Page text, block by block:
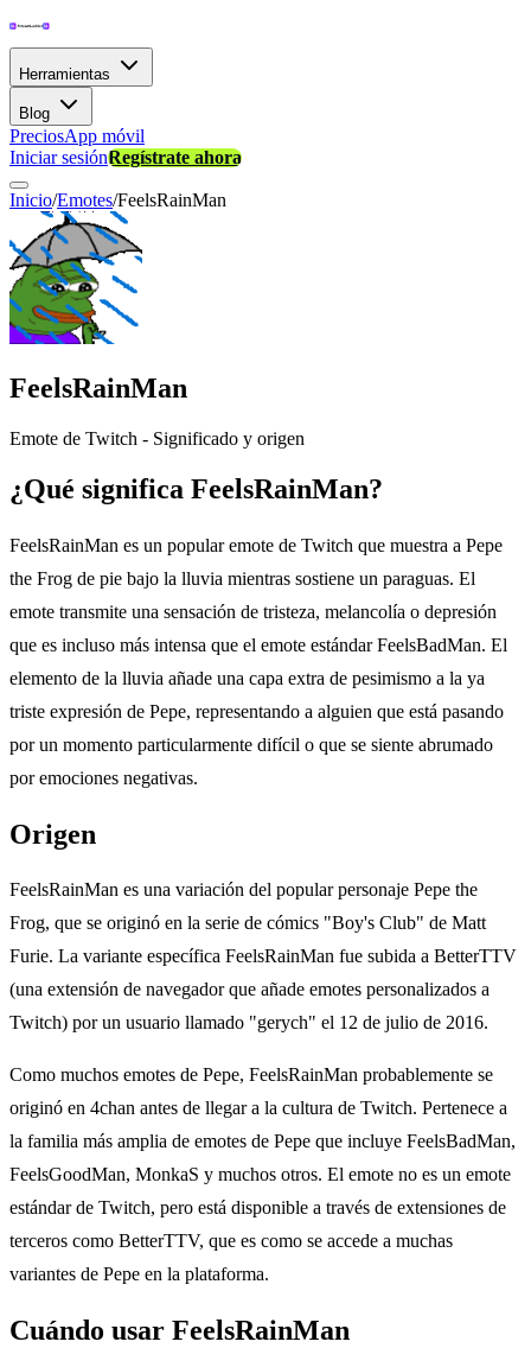
Herramientas
Blog
PreciosApp móvil
Iniciar sesiónRegístrate ahora
Inicio/Emotes/FeelsRainMan
FeelsRainMan
Emote de Twitch - Significado y origen
¿Qué significa FeelsRainMan?
FeelsRainMan es un popular emote de Twitch que muestra a Pepe
the Frog de pie bajo la lluvia mientras sostiene un paraguas. El
emote transmite una sensación de tristeza, melancolía o depresión
que es incluso más intensa que el emote estándar FeelsBadMan. El
elemento de la lluvia añade una capa extra de pesimismo a la ya
triste expresión de Pepe, representando a alguien que está pasando
por un momento particularmente difícil o que se siente abrumado
por emociones negativas.
Origen
FeelsRainMan es una variación del popular personaje Pepe the
Frog, que se originó en la serie de cómics "Boy's Club" de Matt
Furie. La variante específica FeelsRainMan fue subida a BetterTTV
(una extensión de navegador que añade emotes personalizados a
Twitch) por un usuario llamado "gerych" el 12 de julio de 2016.
Como muchos emotes de Pepe, FeelsRainMan probablemente se
originó en 4chan antes de llegar a la cultura de Twitch. Pertenece a
la familia más amplia de emotes de Pepe que incluye FeelsBadMan,
FeelsGoodMan, MonkaS y muchos otros. El emote no es un emote
estándar de Twitch, pero está disponible a través de extensiones de
terceros como BetterTTV, que es como se accede a muchas
variantes de Pepe en la plataforma.
Cuándo usar FeelsRainMan